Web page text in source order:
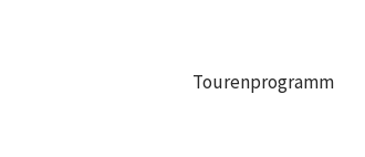
Tourenprogramm